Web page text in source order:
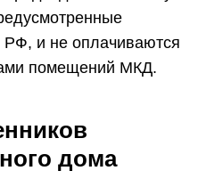
и не оплачиваются
помещений МКД.
дома